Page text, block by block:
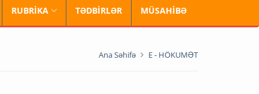
RUBRİKA TƏDBİRLƏR MÜSAHİBƏ
Ana Səhifə E - HÖKUMƏT